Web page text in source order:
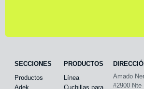
SECCIONES
Productos
Adek
PRODUCTOS
Línea
Cuchillas para
Amado
#2900 Nte